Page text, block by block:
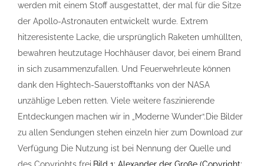
werden mit einem Stoff ausgestattet, der mal für die Sitze
der Apollo-Astronauten entwickelt wurde. Extrem
hitzeresistente Lacke, die ursprünglich Raketen umhüllten,
bewahren heutzutage Hochhäuser davor, bei einem Brand
in sich zusammenzufallen. Und Feuerwehrleute können
dank den Hightech-Sauerstofftanks von der NASA
unzählige Leben retten. Viele weitere faszinierende
Entdeckungen machen wir in „Moderne Wunder“.Die Bilder
zu allen Sendungen stehen einzeln hier zum Download zur
Verfügung Die Nutzung ist bei Nennung der Quelle und